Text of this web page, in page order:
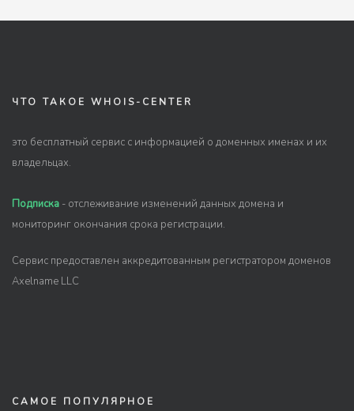
ЧТО ТАКОЕ WHOIS-CENTER
это бесплатный сервис с информацией о доменных именах и их
владельцах.
Подписка - отслеживание изменений данных домена и
мониторинг окончания срока регистрации.
Сервис предоставлен аккредитованным регистратором доменов
Axelname LLC
САМОЕ ПОПУЛЯРНОЕ